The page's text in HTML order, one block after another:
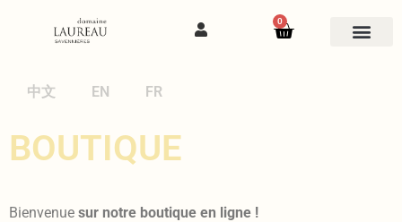
0
中文 EN FR
BOUTIQUE
Bienvenue sur notre boutique en ligne !